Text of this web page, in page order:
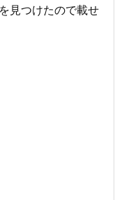
見つけたので載せ